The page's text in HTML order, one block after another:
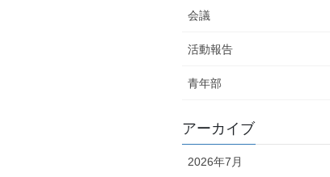
会議
活動報告
青年部
アーカイブ
2026年7月